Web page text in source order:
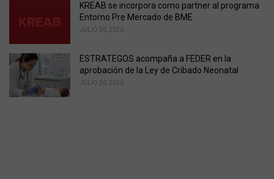
KREAB se incorpora como partner al programa
Entorno Pre Mercado de BME
JULIO 30, 2026
ESTRATEGOS acompaña a FEDER en la
aprobación de la Ley de Cribado Neonatal
JULIO 30, 2026